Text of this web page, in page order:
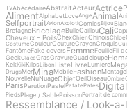
TVAbécédaireAbstraitActeurActrice
AlimentAlphabetLoveAnge Animal
SelfportraitAvionAxolotlComicsBijou
BretagneBricolageBulleCaillouCali
Cheveux - PoilsChexChienChinoisChloé
CostumeCouleurCoutureCrayonCroquis
FantômeFake coversFemmeFeuilleFil
GeekGlaceGrasGravureGuadeloupe
KekKikiKilosLibon ListeLivreLumière
DrugsMerMinaMobileFashionMontage
NouvelleNuNuageObjetOeilOiseauOmbre
ParisParutionPastelPatatePates
PiedsPlage / SablePoissonPortrait de
Ressemblance / Look-